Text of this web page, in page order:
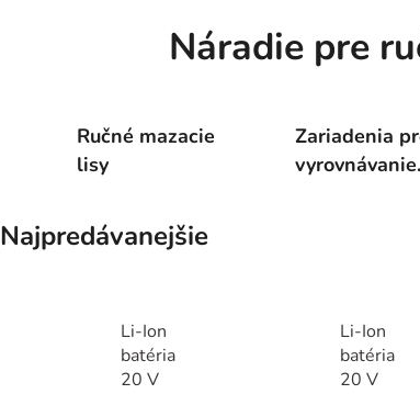
Náradie pre
Ručné mazacie
lisy
Zariadenia
vyrovnávanie
Najpredávanejšie
Li-Ion
batéria
20 V
Li-Ion
batéria
20 V